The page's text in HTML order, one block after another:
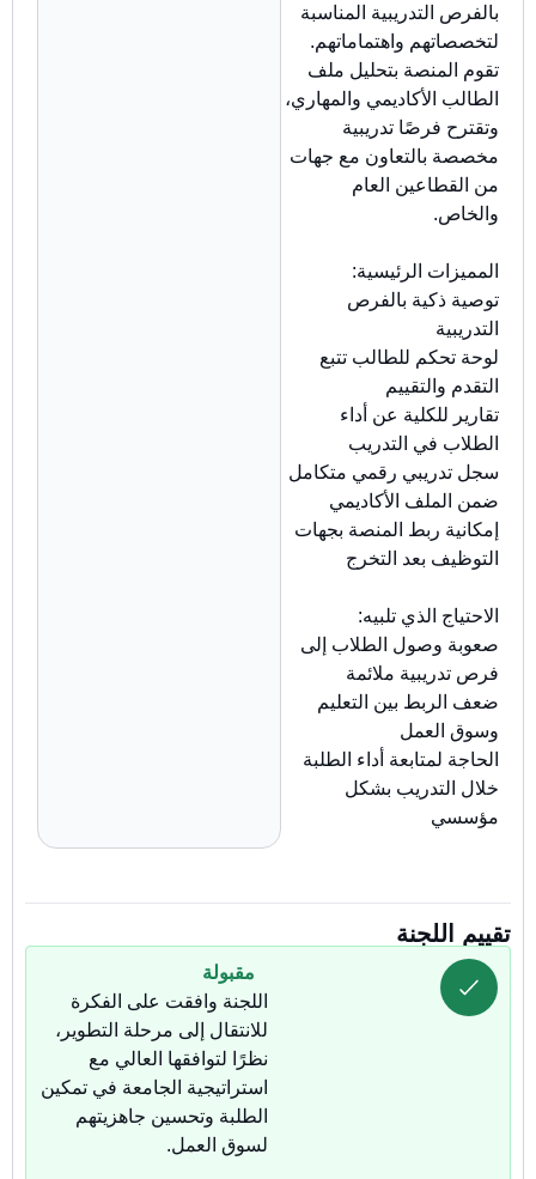
بالفرص التدريبية المناسبة
لتخصصاتهم واهتماماتهم.
تقوم المنصة بتحليل ملف
الطالب الأكاديمي والمهاري،
وتقترح فرصًا تدريبية
مخصصة بالتعاون مع جهات
من القطاعين العام
والخاص.
المميزات الرئيسية:
توصية ذكية بالفرص
التدريبية
لوحة تحكم للطالب تتبع
التقدم والتقييم
تقارير للكلية عن أداء
الطلاب في التدريب
سجل تدريبي رقمي متكامل
ضمن الملف الأكاديمي
إمكانية ربط المنصة بجهات
التوظيف بعد التخرج
الاحتياج الذي تلبيه:
صعوبة وصول الطلاب إلى
فرص تدريبية ملائمة
ضعف الربط بين التعليم
وسوق العمل
الحاجة لمتابعة أداء الطلبة
خلال التدريب بشكل
مؤسسي
تقييم اللجنة
مقبولة
اللجنة وافقت على الفكرة
للانتقال إلى مرحلة التطوير،
نظرًا لتوافقها العالي مع
استراتيجية الجامعة في تمكين
الطلبة وتحسين جاهزيتهم
لسوق العمل.